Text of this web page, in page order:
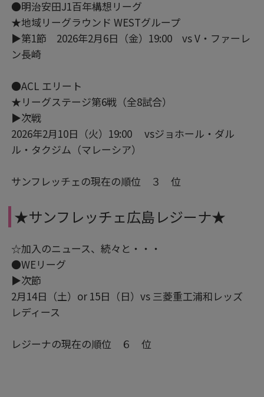
●明治安田J1百年構想リーグ
★地域リーグラウンド WESTグループ
▶第1節 2026年2月6日（金）19:00 vs V・ファーレ
ン長崎
●ACL エリート
★リーグステージ第6戦（全8試合）
▶次戦
2026年2月10日（火）19:00 vsジョホール・ダル
ル・タクジム（マレーシア）
サンフレッチェの現在の順位 ３ 位
★サンフレッチェ広島レジーナ★
☆加入のニュース、続々と・・・
●WEリーグ
▶次節
2月14日（土）or 15日（日）vs 三菱重工浦和レッズ
レディース
レジーナの現在の順位 ６ 位